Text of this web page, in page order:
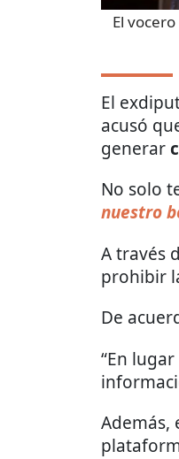
El
El
acusó
generar
No solo
nuestro
A través
prohibir
De
“En
Además,